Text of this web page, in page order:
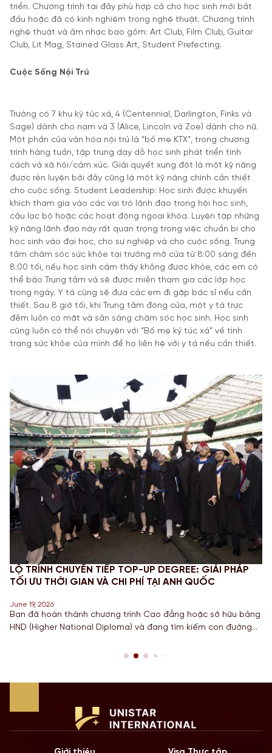
triển. Chương trình tại đây phù hợp cả cho học sinh mới bắt
đầu hoặc đã có kinh nghiệm trong nghệ thuật. Chương trình
nghệ thuật và âm nhạc bao gồm: Art Club, Film Club, Guitar
Club, Lit Mag, Stained Glass Art, Student Prefecting.
Cuộc Sống Nội Trú
Trường có 7 khu ký túc xá, 4 (Centennial, Darlington, Finks và
Sage) dành cho nam và 3 (Alice, Lincoln và Zoe) dành cho nữ.
Một phần của văn hóa nội trú là “bố mẹ KTX”, trong chương
trình hàng tuần, tập trung dạy dỗ học sinh phát triển tính
cách và xã hội/cảm xúc. Giải quyết xung đột là một kỹ năng
được rèn luyện bởi đây cũng là một kỹ năng chính cần thiết
cho cuộc sống. Student Leadership: Học sinh được khuyến
khích tham gia vào các vai trò lãnh đạo trong hội học sinh,
câu lạc bộ hoặc các hoạt động ngoại khóa. Luyện tập những
kỹ năng lãnh đạo này rất quan trọng trong việc chuẩn bị cho
học sinh vào đại học, cho sự nghiệp và cho cuộc sống. Trung
tâm chăm sóc sức khỏe tại trường mở cửa từ 8:00 sáng đến
8:00 tối, nếu học sinh cảm thấy không được khỏe, các em có
thể báo Trung tâm và sẽ được miễn tham gia các lớp học
trong ngày. Y tá cũng sẽ đưa các em đi gặp bác sĩ nếu cần
thiết. Sau 8 giờ tối, khi Trung tâm đóng cửa, một y tá trực
đêm luôn có mặt và sẵn sàng chăm sóc học sinh. Học sinh
cũng luôn có thể nói chuyện với “Bố mẹ ký túc xá” về tình
trạng sức khỏe của mình để họ liên hệ với y tá nếu cần thiết.
LỘ TRÌNH CHUYỂN TIẾP TOP-UP DEGREE: GIẢI PHÁP
TỐI ƯU THỜI GIAN VÀ CHI PHÍ TẠI ANH QUỐC
June 19, 2026
Bạn đã hoàn thành chương trình Cao đẳng hoặc sở hữu bằng
HND (Higher National Diploma) và đang tìm kiếm con đường
Quốc gia có nền giáo dục hàng đầu? Lộ trình chuyển tiếp